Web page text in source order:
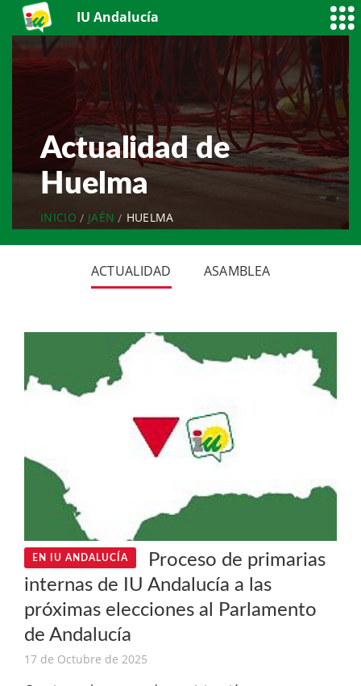
IU Andalucía
Actualidad de
Huelma
INICIO JAÉN HUELMA
ACTUALIDAD ASAMBLEA
EN IU ANDALUCÍA
Proceso de primarias
internas de IU Andalucía a las
próximas elecciones al Parlamento
de Andalucía
17 de Octubre de 2025